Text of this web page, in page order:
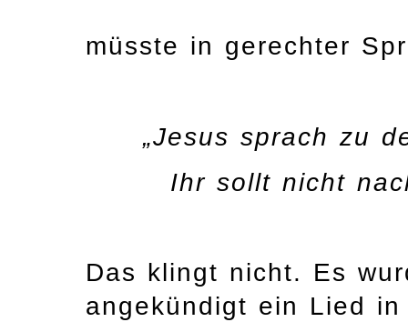
müsste in gerechter
„Jesus sprach zu
Ihr sollt nicht
Das klingt nicht. Es
angekündigt ein Lied